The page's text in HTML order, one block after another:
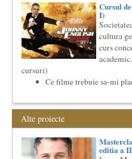
Masterclass vocal cu Lucas
Lucas Meachem, marele bariton
concertul de la Atheneul
aprilie,...
The Fever
By Wallace Shawn, with
The Fever de Wallace Shawn,
Maicanescu, in engleza,
O bucatarie ca-n filme
Carte – Film – Mancare
ca-n filme, Scenotopul
Cursul de Muzica universala
Cursul
I)
cultura
curs
cursuri)
Ce filme trebuie sa-mi
Alte proiecte
editia a